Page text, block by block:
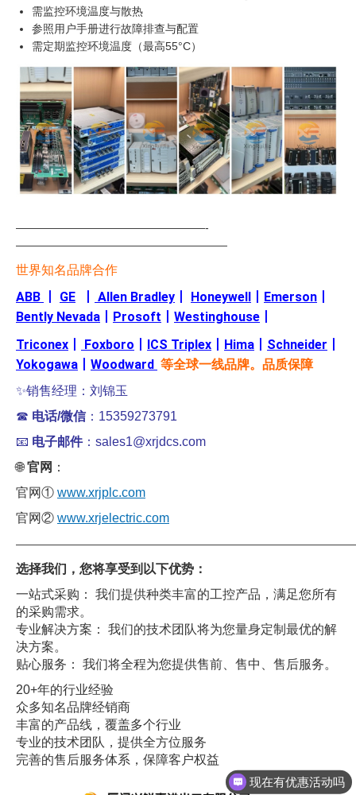
需监控环境温度与散热
参照用户手册进行故障排查与配置
需定期监控环境温度（最高55°C）
—————————————————-
———————————————————
世界知名品牌合作
ABB GE Allen Bradley Honeywell Emerson
Bently Nevada
Prosoft Westinghouse
Triconex
Foxboro ICS Triplex Hima Schneider
Yokogawa
Woodward 等全球一线品牌。品质保障
✨销售经理：刘锦玉
☎ 电话/微信：15359273791
📧 电子邮件：sales1@xrjdcs.com
🌐官网 ：
官网① www.xrjplc.com
官网② www.xrjelectric.com
选择我们，您将享受到以下优势：
一站式采购： 我们提供种类丰富的工控产品，满足您所有
的采购需求。
专业解决方案： 我们的技术团队将为您量身定制最优的解
决方案。
贴心服务： 我们将全程为您提供售前、售中、售后服务。
20+年的行业经验
众多知名品牌经销商
丰富的产品线，覆盖多个行业
专业的技术团队，提供全方位服务
完善的售后服务体系，保障客户权益
现在有优惠活动吗